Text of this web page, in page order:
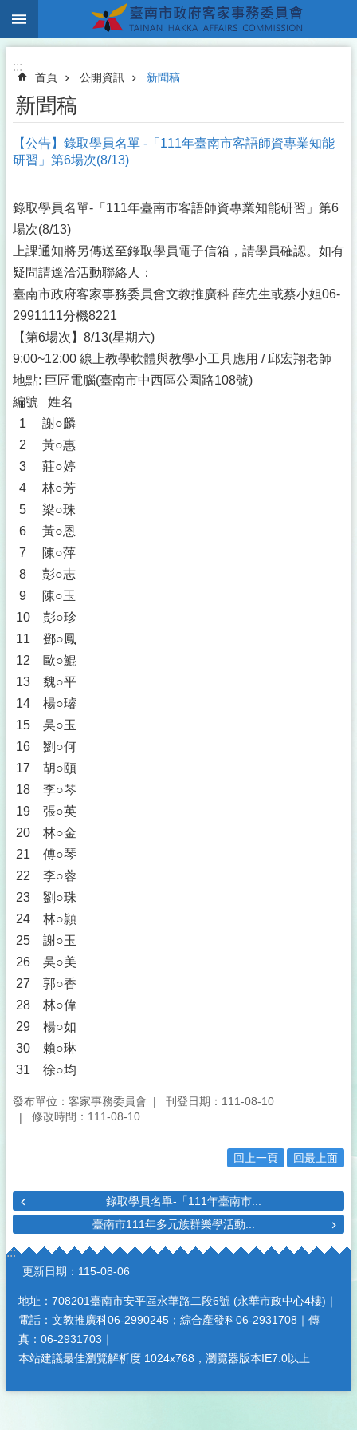
跳到主要內容區塊
:::
首頁 公開資訊 新聞稿
新聞稿
【公告】錄取學員名單 -「111年臺南市客語師資專業知能
研習」第6場次(8/13)
錄取學員名單-「111年臺南市客語師資專業知能研習」第6
場次(8/13)
上課通知將另傳送至錄取學員電子信箱，請學員確認。如有
疑問請逕洽活動聯絡人：
臺南市政府客家事務委員會文教推廣科 薛先生或蔡小姐06-
2991111分機8221
【第6場次】8/13(星期六)
9:00~12:00 線上教學軟體與教學小工具應用 / 邱宏翔老師
地點: 巨匠電腦(臺南市中西區公園路108號)
編號 姓名
1 謝○麟
2 黃○惠
3 莊○婷
4 林○芳
5 梁○珠
6 黃○恩
7 陳○萍
8 彭○志
9 陳○玉
10 彭○珍
11 鄧○鳳
12 歐○鯤
13 魏○平
14 楊○璿
15 吳○玉
16 劉○何
17 胡○頤
18 李○琴
19 張○英
20 林○金
21 傅○琴
22 李○蓉
23 劉○珠
24 林○頴
25 謝○玉
26 吳○美
27 郭○香
28 林○偉
29 楊○如
30 賴○琳
31 徐○均
發布單位：客家事務委員會
刊登日期：111-08-10
修改時間：111-08-10
回上一頁 回最上面
錄取學員名單-「111年臺南市...
臺南市111年多元族群樂學活動...
:::
更新日期： 115-08-06
地址：708201臺南市安平區永華路二段6號 (永華市政中心4樓)｜
電話：文教推廣科06-2990245；綜合產發科06-2931708｜傳
真：06-2931703｜
本站建議最佳瀏覽解析度 1024x768，瀏覽器版本IE7.0以上